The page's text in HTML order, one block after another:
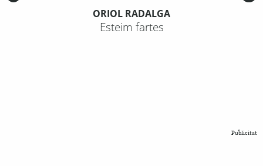
ORIOL RADALGA
Esteim fartes
Publicitat